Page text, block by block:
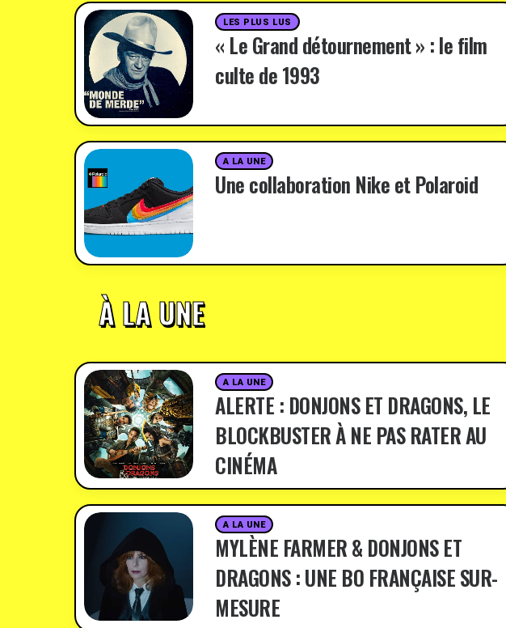
LES PLUS LUS
« Le Grand détournement » : le film
culte de 1993
A LA UNE
Une collaboration Nike et Polaroid
À LA UNE
A LA UNE
ALERTE : DONJONS ET DRAGONS, LE
BLOCKBUSTER À NE PAS RATER AU
CINÉMA
A LA UNE
MYLÈNE FARMER & DONJONS ET
DRAGONS : UNE BO FRANÇAISE SUR-
MESURE